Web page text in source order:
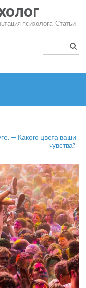
психолога. Статьи
— Какого цвета ваши
чувства?